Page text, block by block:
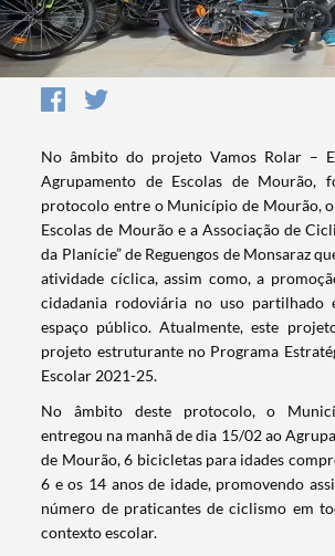
No âmbito do projeto Vamos Rolar –
Agrupamento de Escolas de Mourão,
protocolo entre o Município de Mourão,
Escolas de Mourão e a Associação de
da Planície” de Reguengos de Monsaraz
atividade cíclica, assim como, a
cidadania rodoviária no uso partilhado
espaço público. Atualmente, este
projeto estruturante no Programa
Escolar 2021-25.
No âmbito deste protocolo, o
entregou na manhã de dia 15/02 ao
de Mourão, 6 bicicletas para idades
6 e os 14 anos de idade, promovendo
número de praticantes de ciclismo em
contexto escolar.